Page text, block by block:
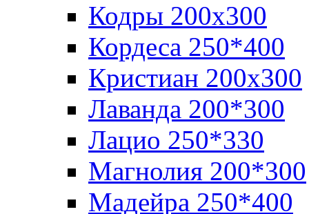
Кодры 200х300
Кордеса 250*400
Кристиан 200х300
Лаванда 200*300
Лацио 250*330
Магнолия 200*300
Мадейра 250*400